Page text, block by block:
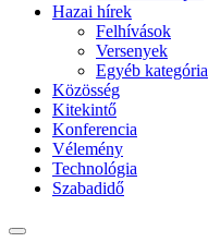
Hazai hírek
Felhívások
Versenyek
Egyéb kategória
Közösség
Kitekintő
Konferencia
Vélemény
Technológia
Szabadidő